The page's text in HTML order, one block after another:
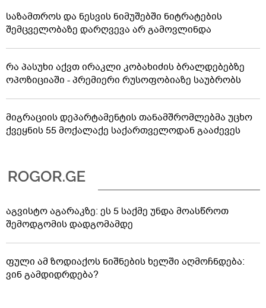
საზამთროს და ნესვის ნიმუშებში ნიტრატების
შემცველობაზე დარღვევა არ გამოვლინდა
რა პასუხი აქვთ ირაკლი კობახიძის ბრალდებებზე
ოპოზიციაში - პრემიერი რუსოფობიაზე საუბრობს
მიგრაციის დეპარტამენტის თანამშრომლებმა უცხო
ქვეყნის 55 მოქალაქე საქართველოდან გააძევეს
აგვისტო აგარაკზე: ეს 5 საქმე უნდა მოასწროთ
შემოდგომის დადგომამდე
ფული ამ ზოდიაქოს ნიშნების ხელში აღმოჩნდება:
ვინ გამდიდრდება?